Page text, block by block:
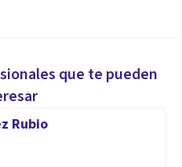
que te pueden
Rubio